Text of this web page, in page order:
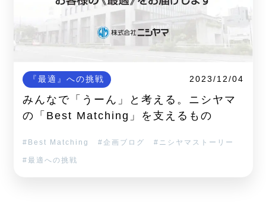
『最適』への挑戦 2023/12/04
みんなで「うーん」と考える。ニシヤマ
の「Best Matching」を支えるもの
Best Matching 企画ブログ ニシヤマストーリー
最適への挑戦